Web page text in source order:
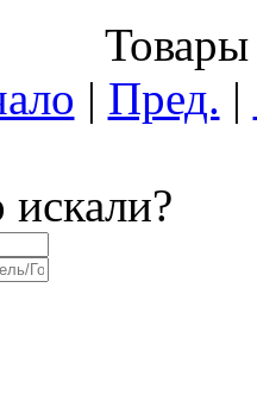
| Пред. |